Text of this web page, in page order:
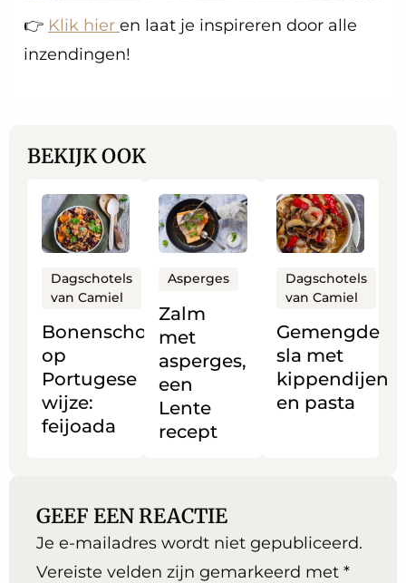
👉 Klik hier en laat je inspireren door alle
inzendingen!
BEKIJK OOK
Bonenschotel
op
Portugese
wijze:
feijoada
Dagschotels
van Camiel
Lees
meer
over
Bonenschotel
op
Portugese
wijze:
feijoada
Zalm
met
asperges,
een
Lente
recept
Asperges
Lees
meer
over
Zalm
met
asperges,
Lente
recept
Gemengde
sla met
kippendijen
en pasta
Dagschotels
van Camiel
Lees
meer
over
Gemengde
sla
met
kippendijen
en
pasta
GEEF EEN REACTIE
Je e-mailadres wordt niet gepubliceerd.
Vereiste velden zijn gemarkeerd met *